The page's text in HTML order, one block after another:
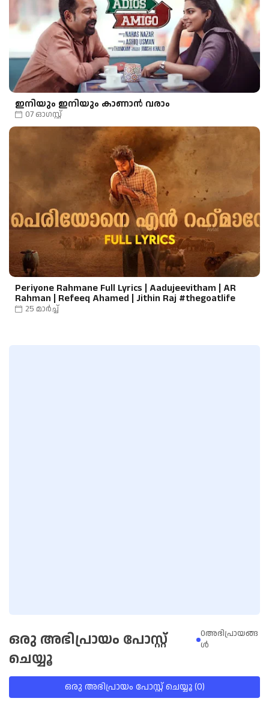
ഇനിയും ഇനിയും കാണാൻ വരാം
07 ഓഗസ്റ്റ്
Periyone Rahmane Full Lyrics | Aadujeevitham | AR
Rahman | Refeeq Ahamed | Jithin Raj #thegoatlife
25 മാർച്ച്
ഒരു അഭിപ്രായം പോസ്റ്റ്
ചെയ്യൂ
0അഭിപ്രായങ്ങ
ള്‍
ഒരു അഭിപ്രായം പോസ്റ്റ് ചെയ്യൂ (0)